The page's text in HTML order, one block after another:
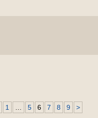
1 5 6 7 8 9 >